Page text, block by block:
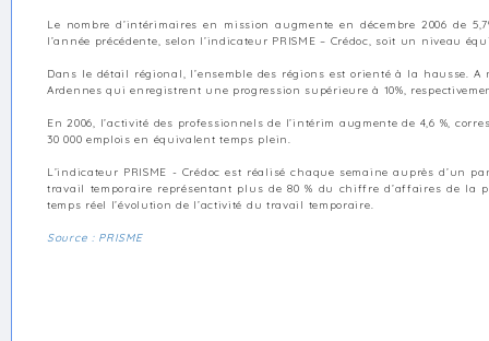
Le nombre d’intérimaires en mission augmente en décembre 2006 de
l’année précédente, selon l’indicateur PRISME – Crédoc, soit un niveau
Dans le détail régional, l’ensemble des régions est orienté à la hausse. A
Ardennes qui enregistrent une progression supérieure à 10%, respectivement
En 2006, l’activité des professionnels de l’intérim augmente de 4,6 %,
30 000 emplois en équivalent temps plein.
L’indicateur PRISME - Crédoc est réalisé chaque semaine auprès d’un
travail temporaire représentant plus de 80 % du chiffre d’affaires de la
temps réel l’évolution de l’activité du travail temporaire.
Source : PRISME